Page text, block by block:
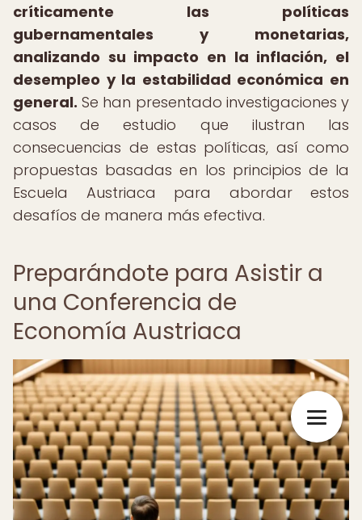
críticamente las políticas
gubernamentales y monetarias,
analizando su impacto en la inflación, el
desempleo y la estabilidad económica en
general. Se han presentado investigaciones y
casos de estudio que ilustran las
consecuencias de estas políticas, así como
propuestas basadas en los principios de la
Escuela Austriaca para abordar estos
desafíos de manera más efectiva.
Preparándote para Asistir a
una Conferencia de
Economía Austriaca